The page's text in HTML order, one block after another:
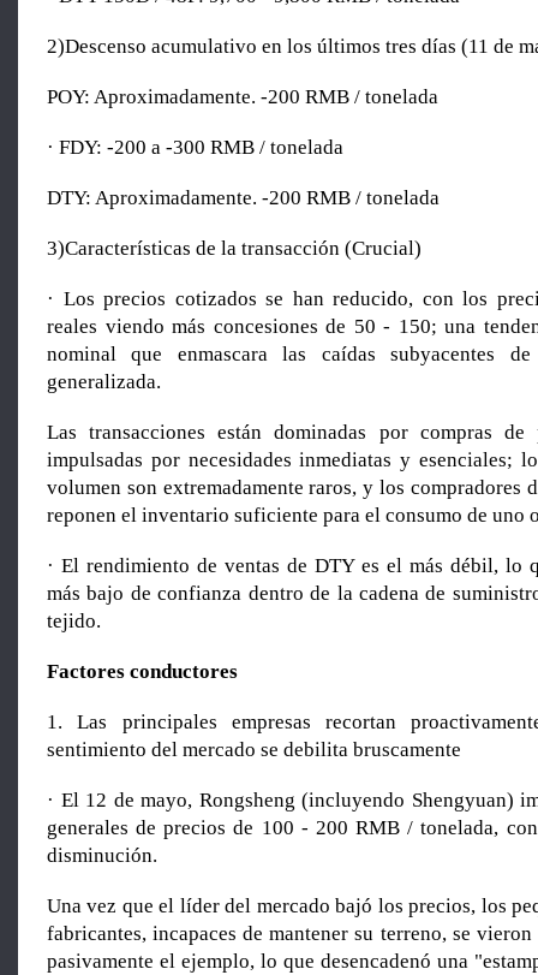
2)Descenso acumulativo en los últimos tres días (11 de
POY: Aproximadamente. -200 RMB / tonelada
· FDY: -200 a -300 RMB / tonelada
DTY: Aproximadamente. -200 RMB / tonelada
3)Características de la transacción (Crucial)
· Los precios cotizados se han reducido, con los
reales viendo más concesiones de 50 - 150; una
nominal que enmascara las caídas subyacentes
generalizada.
Las transacciones están dominadas por compras de
impulsadas por necesidades inmediatas y esenciales;
volumen son extremadamente raros, y los compradores
reponen el inventario suficiente para el consumo de uno
· El rendimiento de ventas de DTY es el más débil, lo
más bajo de confianza dentro de la cadena de
tejido.
Factores conductores
1. Las principales empresas recortan
sentimiento del mercado se debilita bruscamente
· El 12 de mayo, Rongsheng (incluyendo Shengyuan)
generales de precios de 100 - 200 RMB / tonelada,
disminución.
Una vez que el líder del mercado bajó los precios, los
fabricantes, incapaces de mantener su terreno, se
pasivamente el ejemplo, lo que desencadenó una